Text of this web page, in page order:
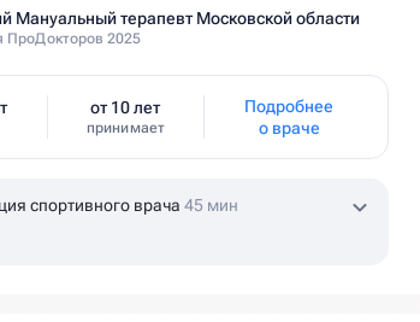
Мануальный терапевт Московской области
ПроДокторов 2025
от 10 лет
принимает
Подробнее
о враче
спортивного врача 45 мин